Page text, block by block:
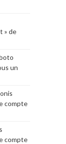
» de
un
compte
compte